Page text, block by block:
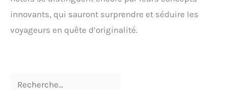
innovants, qui sauront surprendre et séduire les
voyageurs en quête d’originalité.